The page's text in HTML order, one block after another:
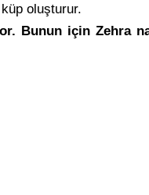
oluşturur.
Bunun için Zehra